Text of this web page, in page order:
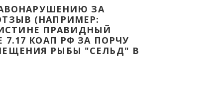
доказательством с целью -
Законодательства Российской